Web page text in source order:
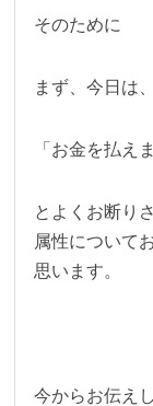
そのために
まず、今日は、
「お金を払え
とよくお断り
属性について
思います。
今からお伝え